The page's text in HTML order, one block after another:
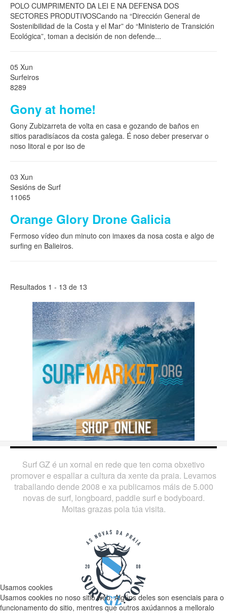
POLO CUMPRIMENTO DA LEI E NA DEFENSA DOS
SECTORES PRODUTIVOSCando na “Dirección General de
Sostenibilidad de la Costa y el Mar” do “Ministerio de Transición
Ecológica”, toman a decisión de non defende...
05 Xun
Surfeiros
8289
Gony at home!
Gony Zubizarreta de volta en casa e gozando de baños en
sitios paradisíacos da costa galega. É noso deber preservar o
noso litoral e por iso de
03 Xun
Sesións de Surf
11065
Orange Glory Drone Galicia
Fermoso vídeo dun minuto con imaxes da nosa costa e algo de
surfing en Balieiros.
Resultados 1 - 13 de 13
Surf GZ é un xornal en rede que ten coma obxetivo
promover e espallar a cultura da xente da praia. Levamos
traballando dende 2008 e xa publicamos máis de 5.000
novas de surf, longboard, paddle surf e bodyboard.
Moitas grazas pola túa visita.
Usamos cookies
Usamos cookies no noso sitio web. Algúns deles son esenciais para o
funcionamento do sitio, mentres que outros axúdannos a melloralo